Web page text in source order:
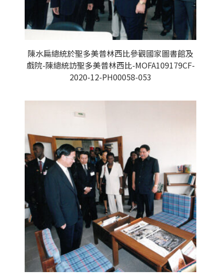
陳水扁總統於聖多美普林西比參觀國家圖書館及
戲院-陳總統訪聖多美普林西比-MOFA109179CF-
2020-12-PH00058-053